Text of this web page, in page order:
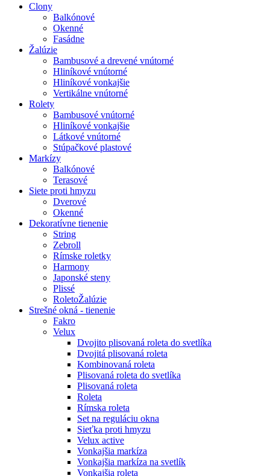
Clony
Balkónové
Okenné
Fasádne
Žalúzie
Bambusové a drevené vnútorné
Hliníkové vnútorné
Hliníkové vonkajšie
Vertikálne vnútorné
Rolety
Bambusové vnútorné
Hliníkové vonkajšie
Látkové vnútorné
Stúpačkové plastové
Markízy
Balkónové
Terasové
Siete proti hmyzu
Dverové
Okenné
Dekoratívne tienenie
String
Zebroll
Rímske roletky
Harmony
Japonské steny
Plissé
RoletoŽalúzie
Strešné okná - tienenie
Fakro
Velux
Dvojito plisovaná roleta do svetlíka
Dvojitá plisovaná roleta
Kombinovaná roleta
Plisovaná roleta do svetlíka
Plisovaná roleta
Roleta
Rímska roleta
Set na reguláciu okna
Sieťka proti hmyzu
Velux active
Vonkajšia markíza
Vonkajšia markíza na svetlík
Vonkajšia roleta